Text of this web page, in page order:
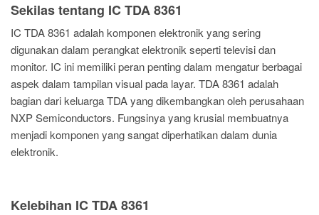
Sekilas tentang IC TDA 8361
IC TDA 8361 adalah komponen elektronik yang sering
digunakan dalam perangkat elektronik seperti televisi dan
monitor. IC ini memiliki peran penting dalam mengatur berbagai
aspek dalam tampilan visual pada layar. TDA 8361 adalah
bagian dari keluarga TDA yang dikembangkan oleh perusahaan
NXP Semiconductors. Fungsinya yang krusial membuatnya
menjadi komponen yang sangat diperhatikan dalam dunia
elektronik.
Kelebihan IC TDA 8361